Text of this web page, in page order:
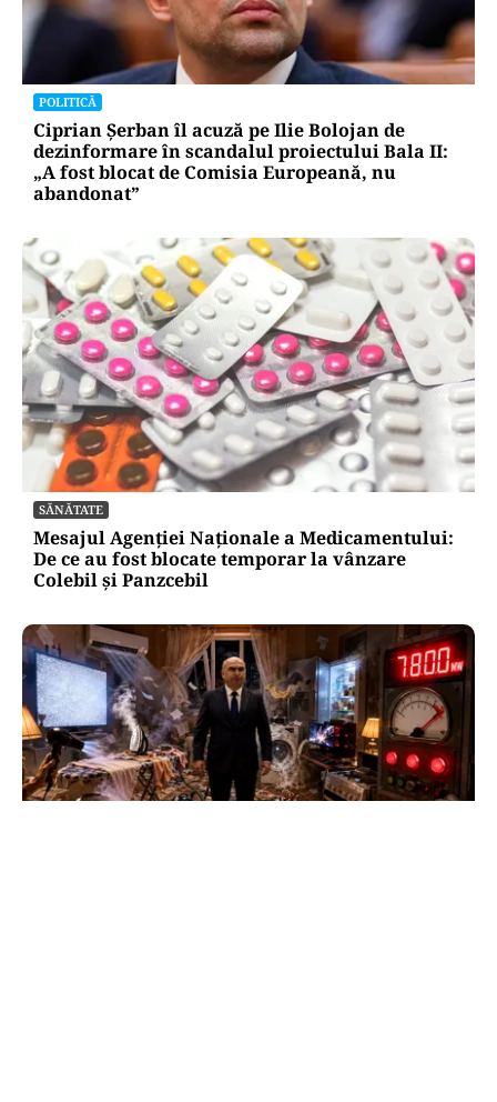
POLITICĂ
Ciprian Șerban îl acuză pe Ilie Bolojan de
dezinformare în scandalul proiectului Bala II:
„A fost blocat de Comisia Europeană, nu
abandonat”
SĂNĂTATE
Mesajul Agenției Naționale a Medicamentului:
De ce au fost blocate temporar la vânzare
Colebil și Panzcebil